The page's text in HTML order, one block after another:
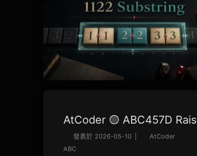
AtCoder 🟡 ABC457D
發表於 2026-05-10 AtCoder
ABC